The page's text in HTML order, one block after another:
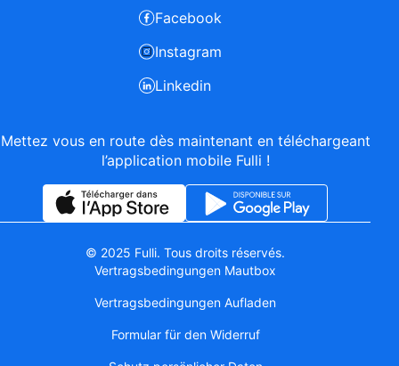
Mettez vous en route dès maintenant en téléchargeant
l’application mobile Fulli !
Facebook
Instagram
Linkedin
© 2025 Fulli. Tous droits réservés.
Vertragsbedingungen Mautbox
Vertragsbedingungen Aufladen
Formular für den Widerruf